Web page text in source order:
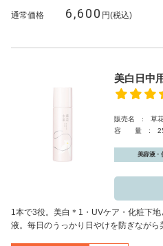
通常価格 6,600 円(税込)
美白日中
販売名 : 草花
容 量 :
美容液・
1本で3役。美白 ＊1 ・UVケア・化粧下
液。毎日のうっかり日やけを防ぎながら